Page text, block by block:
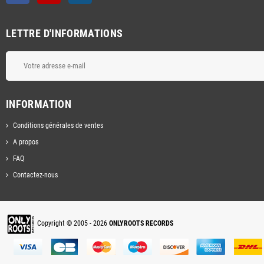
LETTRE D'INFORMATIONS
INFORMATION
Conditions générales de ventes
A propos
FAQ
Contactez-nous
Copyright © 2005 - 2026 ONLYROOTS RECORDS